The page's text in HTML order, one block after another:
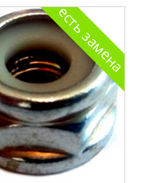
есть замена